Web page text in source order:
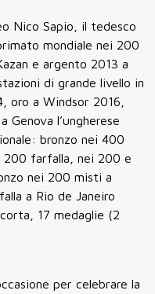
Nico Sapio, il tedesco
mondiale nei 200
e argento 2013 a
di grande livello in
oro a Windsor 2016,
Genova l’ungherese
bronzo nei 400
farfalla, nei 200 e
nei 200 misti a
a Rio de Janeiro
17 medaglie (2
per celebrare la